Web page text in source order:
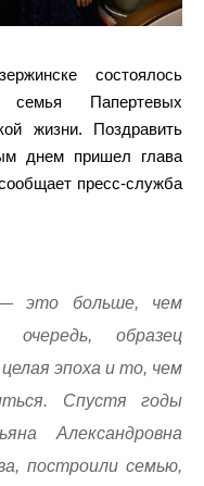
состоялось
Папертевых
жизни. Поздравить
днем пришел глава
пресс-служба
— это больше, чем
образец
эпоха и то, чем
Спустя годы
Александровна
построили семью,